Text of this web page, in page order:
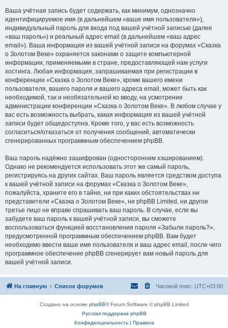
Ваша учётная запись будет содержать, как минимум, однозначно
идентифицируемое имя (в дальнейшем «ваше имя пользователя»),
индивидуальный пароль для входа под вашей учётной записью (далее
«ваш пароль») и реальный адрес email (в дальнейшем «ваш адрес
email»). Ваша информация из вашей учётной записи на форумах «Сказка
о Золотом Веке» охраняется законами о защите компьютерной
информации, применяемыми в стране, предоставляющей нам услуги
хостинга. Любая информация, запрашиваемая при регистрации в
конференции «Сказка о Золотом Веке», кроме вашего имени
пользователя, вашего пароля и вашего адреса email, может быть как
необходимой, так и необязательной ко вводу, на усмотрение
администрации конференции «Сказка о Золотом Веке». В любом случае у
вас есть возможность выбрать, какая информация из вашей учётной
записи будет общедоступна. Кроме того, у вас есть возможность
согласиться/отказаться от получения сообщений, автоматически
сгенерированных программным обеспечением phpBB.
Ваш пароль надёжно зашифрован (односторонним хэшированием).
Однако не рекомендуется использовать этот же самый пароль,
регистрируясь на других сайтах. Ваш пароль является средством доступа
к вашей учётной записи на форумах «Сказка о Золотом Веке»,
пожалуйста, храните его в тайне, ни при каких обстоятельствах ни
представители «Сказка о Золотом Веке», ни phpBB Limited, ни другое
третье лицо не вправе спрашивать ваш пароль. В случае, если вы
забудете ваш пароль к вашей учётной записи, вы сможете
воспользоваться функцией восстановления пароля «Забыли пароль?»,
предусмотренной программным обеспечением phpBB. Вам будет
необходимо ввести ваше имя пользователя и ваш адрес email, после чего
программное обеспечение phpBB сгенерирует вам новый пароль для
вашей учётной записи.
На главную Список форумов Часовой пояс: UTC+03:00
Создано на основе phpBB® Forum Software © phpBB Limited
Русская поддержка phpBB
Конфиденциальность| Правила